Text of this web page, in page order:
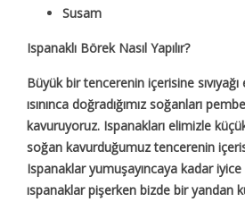
Susam
Ispanaklı Börek Nasıl Yapılır?
Büyük bir tencerenin içerisine sıvıyağı
ısınınca doğradığımız soğanları
kavuruyoruz. Ispanakları elimizle
soğan kavurduğumuz tencerenin
Ispanaklar yumuşayıncaya kadar
ıspanaklar pişerken bizde bir yandan